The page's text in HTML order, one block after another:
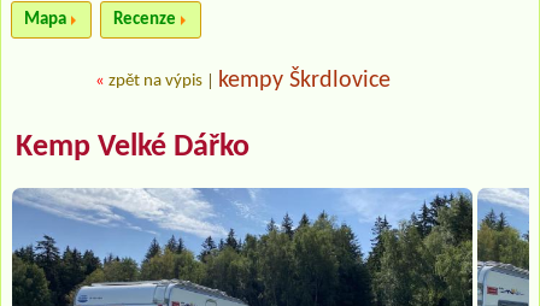
Mapa Recenze
« zpět na výpis kempy Škrdlovice
Kemp Velké Dářko